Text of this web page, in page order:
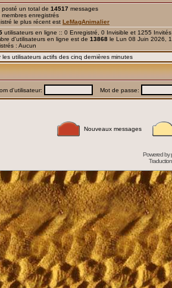
posté un total de 14517 messages
membres enregistrés
le plus récent est LeMagAnimalier
utilisateurs en ligne :: 0 Enregistré, 0 Invisible et 1255
d'utilisateurs en ligne est de 13868 le Lun 08 Juin 2026,
: Aucun
utilisateurs actifs des cinq dernières minutes
d'utilisateur: Mot de passe:
Nouveaux messages
Powered by